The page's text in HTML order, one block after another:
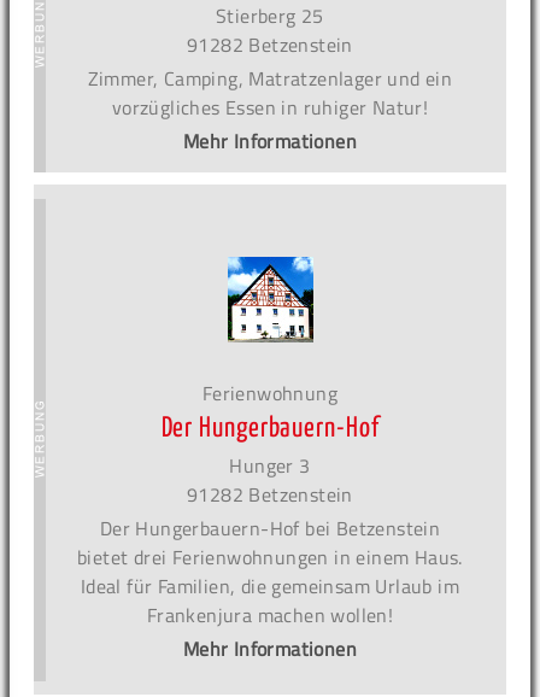
Stierberg 25
91282 Betzenstein
Zimmer, Camping, Matratzenlager und ein
vorzügliches Essen in ruhiger Natur!
Mehr Informationen
Ferienwohnung
Der Hungerbauern-Hof
Hunger 3
91282 Betzenstein
Der Hungerbauern-Hof bei Betzenstein
bietet drei Ferienwohnungen in einem Haus.
Ideal für Familien, die gemeinsam Urlaub im
Frankenjura machen wollen!
Mehr Informationen